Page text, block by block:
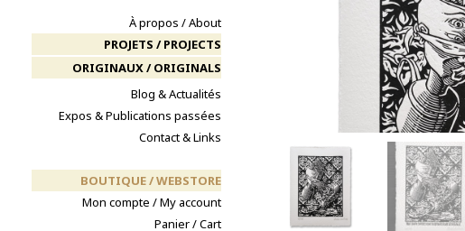
À propos / About
PROJETS / PROJECTS
ORIGINAUX / ORIGINALS
Blog & Actualités
Expos & Publications passées
Contact & Links
BOUTIQUE / WEBSTORE
Mon compte / My account
Panier / Cart